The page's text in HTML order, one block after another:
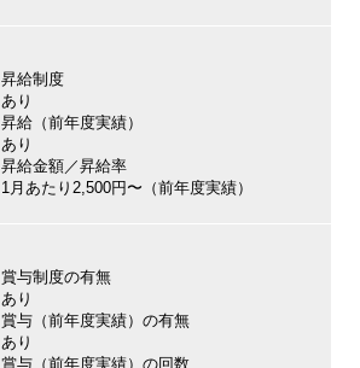
昇給制度
あり
昇給（前年度実績）
あり
昇給金額／昇給率
1月あたり2,500円〜（前年度実績）
賞与制度の有無
あり
賞与（前年度実績）の有無
あり
賞与（前年度実績）の回数